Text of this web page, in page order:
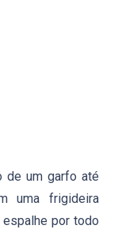
de um garfo até
uma frigideira
por todo